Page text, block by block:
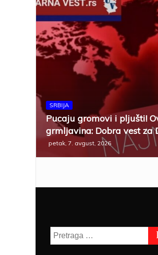
SRBIJA
Pucaju gromovi i pljušti!
grmljavina: Dobra vest za
petak, 7. avgust, 2026
Pretraga
za: